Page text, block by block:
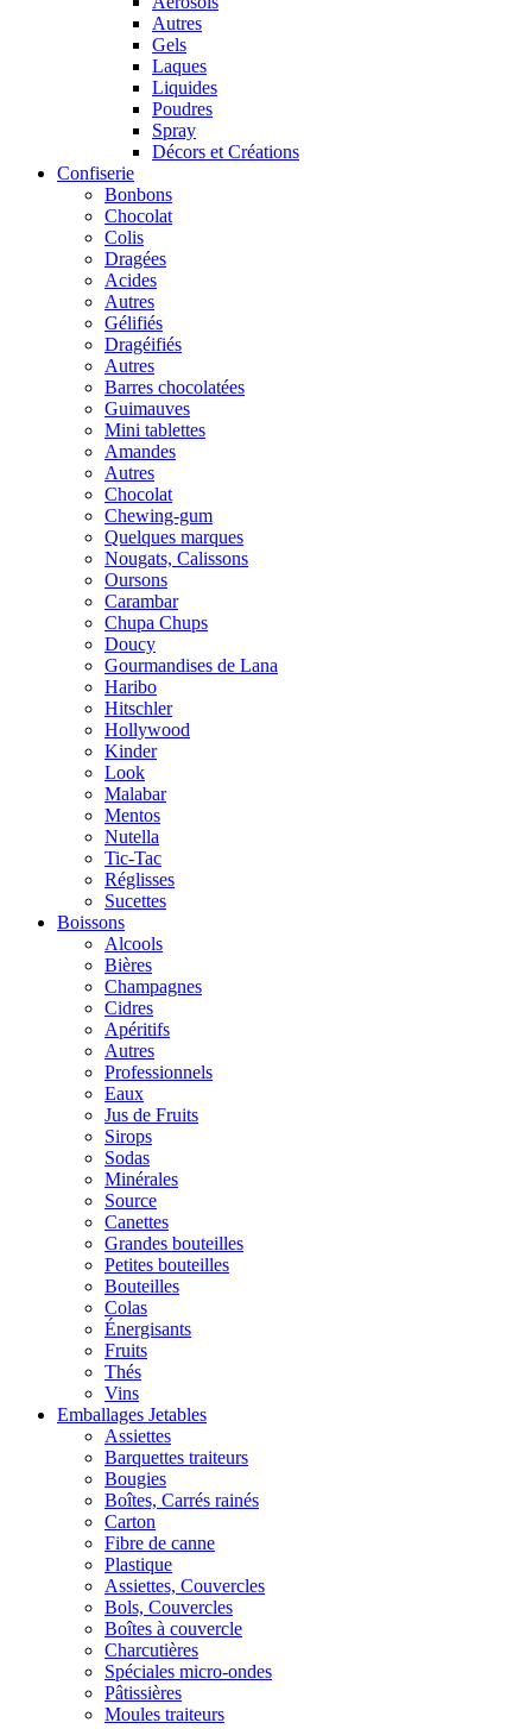
Autres
Gels
Laques
Liquides
Poudres
Spray
Décors et Créations
Confiserie
Bonbons
Chocolat
Colis
Dragées
Acides
Autres
Gélifiés
Dragéifiés
Autres
Barres chocolatées
Guimauves
Mini tablettes
Amandes
Autres
Chocolat
Chewing-gum
Quelques marques
Nougats, Calissons
Oursons
Carambar
Chupa Chups
Doucy
Gourmandises de Lana
Haribo
Hitschler
Hollywood
Kinder
Look
Malabar
Mentos
Nutella
Tic-Tac
Réglisses
Sucettes
Boissons
Alcools
Bières
Champagnes
Cidres
Apéritifs
Autres
Professionnels
Eaux
Jus de Fruits
Sirops
Sodas
Minérales
Source
Canettes
Grandes bouteilles
Petites bouteilles
Bouteilles
Colas
Énergisants
Fruits
Thés
Vins
Emballages Jetables
Assiettes
Barquettes traiteurs
Bougies
Boîtes, Carrés rainés
Carton
Fibre de canne
Plastique
Assiettes, Couvercles
Bols, Couvercles
Boîtes à couvercle
Charcutières
Spéciales micro-ondes
Pâtissières
Moules traiteurs